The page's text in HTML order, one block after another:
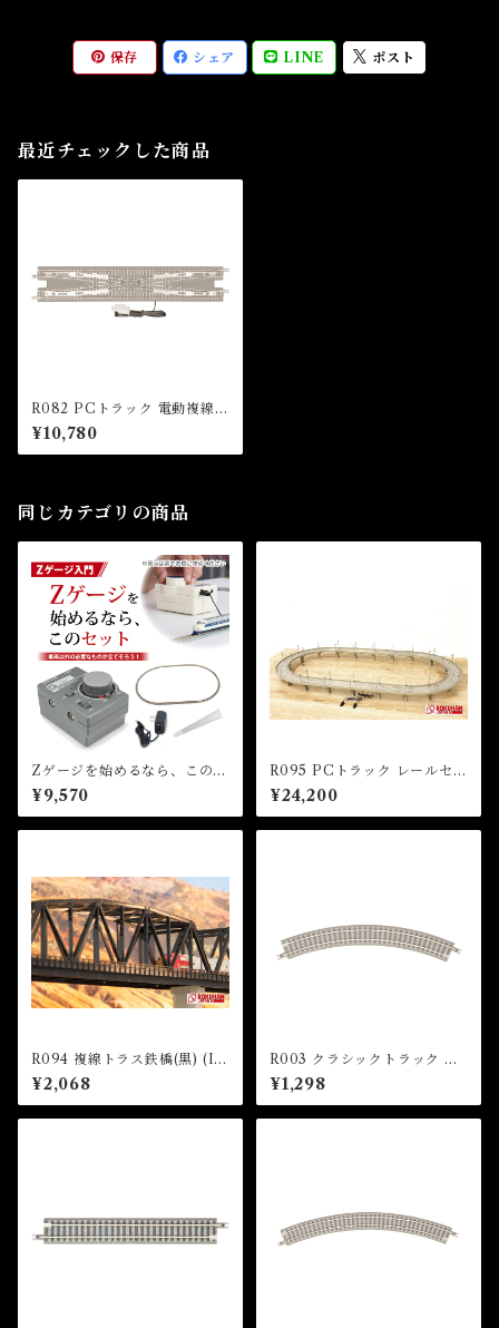
保存 シェア LINE ポスト
最近チェックした商品
R082 PCトラック 電動複線両
渡りポイント (PC TRACK D
ouble Crossover 220mm x
1pc)
¥10,780
同じカテゴリの商品
Zゲージを始めるなら、このセ
ット！（車両別売）
¥9,570
R095 PCトラック レールセッ
トH 複線高架線セット (PC T
RACK Rail Set H (Double T
rack Viaduct Set))
¥24,200
R094 複線トラス鉄橋(黒) (Ir
on Bridge Double (Black) 2
20mm x 1pc)
¥2,068
R003 クラシックトラック 曲
線レール R170-45°(4本入) (C
LASSIC TRACK Curved Tr
ack R170mm 45 ° x 4 pcs)
¥1,298